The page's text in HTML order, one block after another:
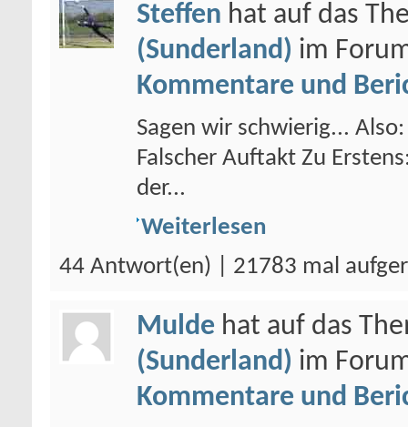
Steffen hat auf das
(Sunderland) im
Kommentare und
Sagen wir schwierig...
Falscher Auftakt Zu
der...
Weiterlesen
44 Antwort(en) | 21783 mal
Mulde hat auf das
(Sunderland) im
Kommentare und